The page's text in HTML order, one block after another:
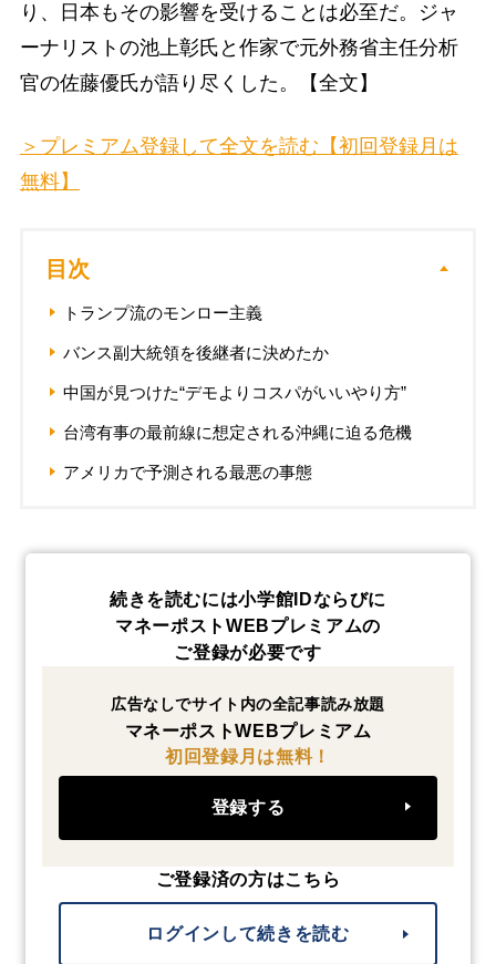
り、日本もその影響を受けることは必至だ。ジャ
ーナリストの池上彰氏と作家で元外務省主任分析
官の佐藤優氏が語り尽くした。【全文】
＞プレミアム登録して全文を読む【初回登録月は
無料】
目次
トランプ流のモンロー主義
バンス副大統領を後継者に決めたか
中国が見つけた“デモよりコスパがいいやり方”
台湾有事の最前線に想定される沖縄に迫る危機
アメリカで予測される最悪の事態
続きを読むには小学館IDならびに
マネーポストWEBプレミアムの
ご登録が必要です
広告なしでサイト内の全記事読み放題
マネーポストWEBプレミアム
初回登録月は無料！
登録する
ご登録済の方はこちら
ログインして続きを読む